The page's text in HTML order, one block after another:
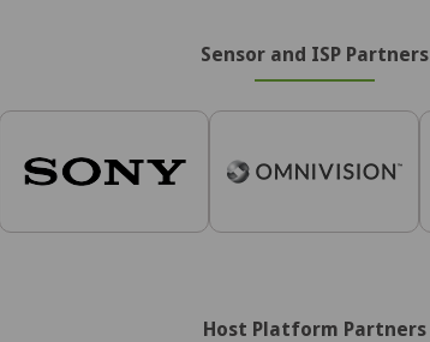
Sensor and ISP Partners
Host Platform Partners